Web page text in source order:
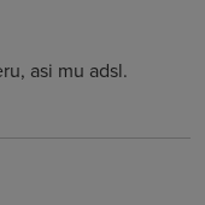
asi mu adsl.